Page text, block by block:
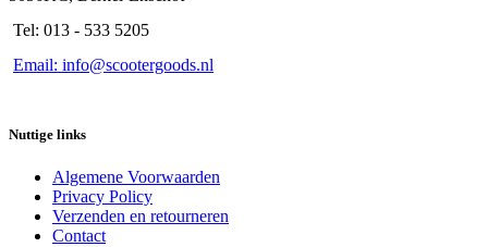
Tel: 013 - 533 5205
Email: info@scootergoods.nl
Nuttige links
Algemene Voorwaarden
Privacy Policy
Verzenden en retourneren
Contact